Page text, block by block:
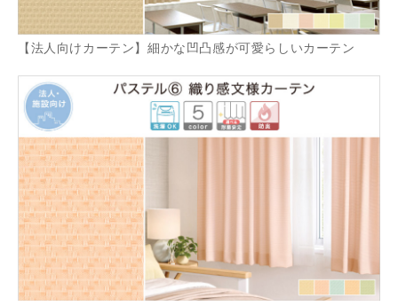
【法人向けカーテン】細かな凹凸感が可愛らしいカーテン